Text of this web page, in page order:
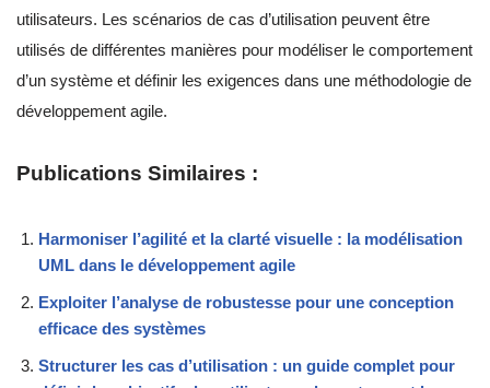
utilisateurs. Les scénarios de cas d’utilisation peuvent être
utilisés de différentes manières pour modéliser le comportement
d’un système et définir les exigences dans une méthodologie de
développement agile.
Publications Similaires :
Harmoniser l’agilité et la clarté visuelle : la modélisation
UML dans le développement agile
Exploiter l’analyse de robustesse pour une conception
efficace des systèmes
Structurer les cas d’utilisation : un guide complet pour